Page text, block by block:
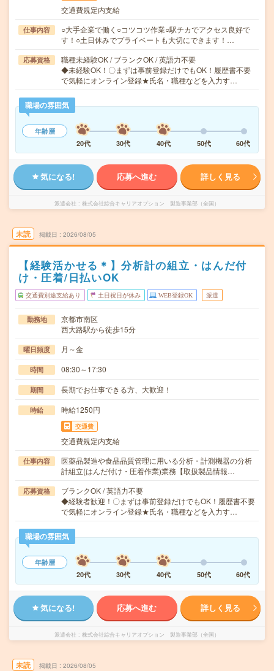
交通費規定内支給
仕事内容
○大手企業で働く○コツコツ作業○駅チカでアクセス良好で
す！○土日休みでプライベートも大切にできます！…
応募資格
職種未経験OK / ブランクOK / 英語力不要
◆未経験OK！〇まずは事前登録だけでもOK！履歴書不要
で気軽にオンライン登録★氏名・職種などを入力す…
職場の雰囲気
年齢層
20代
30代 40代 50代 60代
気になる! 応募へ進む 詳しく見る
派遣会社 株式会社綜合キャリアオプション 製造事業部（全国）
未読 掲載日 2026/08/05
【経験活かせる＊】分析計の組立・はんだ付
け・圧着/日払いOK
交通費別途支給あり 土日祝日が休み WEB登録OK 派遣
勤務地
京都市南区
西大路駅から徒歩15分
曜日頻度 月～金
時間 08:30～17:30
期間 長期でお仕事できる方、大歓迎！
時給 時給1250円
交通費
交通費規定内支給
仕事内容
医薬品製造や食品品質管理に用いる分析・計測機器の分析
計組立(はんだ付け・圧着作業)業務【取扱製品情報…
応募資格
ブランクOK / 英語力不要
◆経験者歓迎！〇まずは事前登録だけでもOK！履歴書不要
で気軽にオンライン登録★氏名・職種などを入力す…
職場の雰囲気
年齢層
20代
30代 40代 50代 60代
気になる! 応募へ進む 詳しく見る
派遣会社 株式会社綜合キャリアオプション 製造事業部（全国）
未読 掲載日 2026/08/05